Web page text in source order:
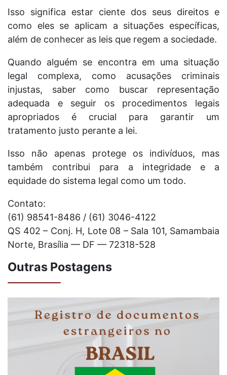
Isso significa estar ciente dos seus direitos e
como eles se aplicam a situações específicas,
além de conhecer as leis que regem a sociedade.
Quando alguém se encontra em uma situação
legal complexa, como acusações criminais
injustas, saber como buscar representação
adequada e seguir os procedimentos legais
apropriados é crucial para garantir um
tratamento justo perante a lei.
Isso não apenas protege os indivíduos, mas
também contribui para a integridade e a
equidade do sistema legal como um todo.
Contato:
(61) 98541-8486 / (61) 3046-4122
QS 402 – Conj. H, Lote 08 – Sala 101, Samambaia
Norte, Brasília — DF — 72318-528
Outras Postagens